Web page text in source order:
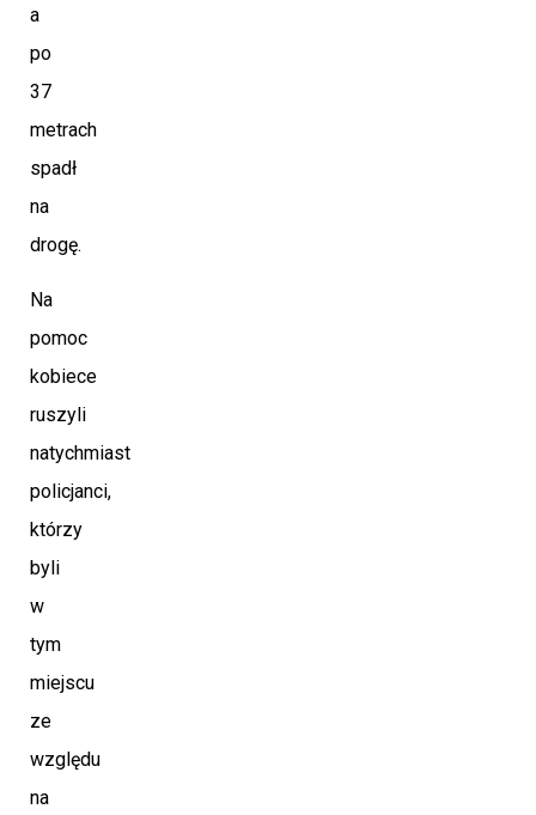
a
po
37
metrach
spadł
na
drogę.
Na
pomoc
kobiece
ruszyli
natychmiast
policjanci,
którzy
byli
w
tym
miejscu
ze
względu
na